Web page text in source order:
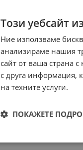
Този уебсайт
Ние използваме
анализираме нашия
сайт от ваша страна
с друга информация,
на техните услуги.
ПОКАЖЕТЕ